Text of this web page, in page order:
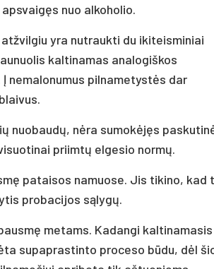
nuo alkoholio.
yra nutraukti du ikiteisminiai
kaltinamas analogiškos
nemalonumus pilnametystės dar
nuobaudų, nėra sumokėjęs
priimtų elgesio normų.
pataisos namuose. Jis tikino, kad
probacijos sąlygų.
metams. Kadangi kaltinamasis
supaprastinto proceso būdu, dėl